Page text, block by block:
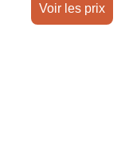
Voir les prix